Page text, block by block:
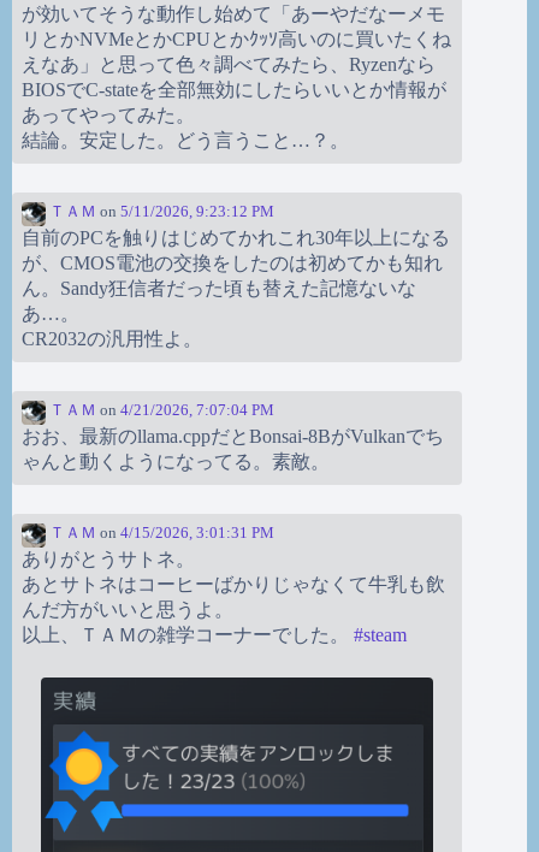
が効いてそうな動作し始めて「あーやだなーメモ
リとかNVMeとかCPUとかｸｯｿ高いのに買いたくね
えなあ」と思って色々調べてみたら、Ryzenなら
BIOSでC-stateを全部無効にしたらいいとか情報が
あってやってみた。
結論。安定した。どう言うこと…？。
ＴＡＭ on 5/11/2026, 9:23:12 PM
自前のPCを触りはじめてかれこれ30年以上になる
が、CMOS電池の交換をしたのは初めてかも知れ
ん。Sandy狂信者だった頃も替えた記憶ないな
あ…。
CR2032の汎用性よ。
ＴＡＭ on 4/21/2026, 7:07:04 PM
おお、最新のllama.cppだとBonsai-8BがVulkanでち
ゃんと動くようになってる。素敵。
ＴＡＭ on 4/15/2026, 3:01:31 PM
ありがとうサトネ。
あとサトネはコーヒーばかりじゃなくて牛乳も飲
んだ方がいいと思うよ。
以上、ＴＡＭの雑学コーナーでした。 #steam